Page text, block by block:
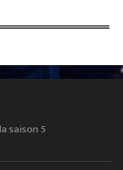
saison 5